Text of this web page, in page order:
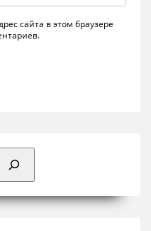
сайта в этом браузере